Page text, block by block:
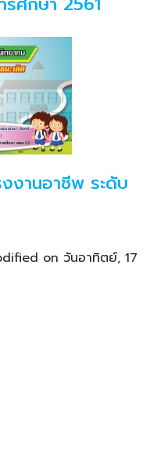
งงานอาชีพ ระดับ
on วันอาทิตย์, 17